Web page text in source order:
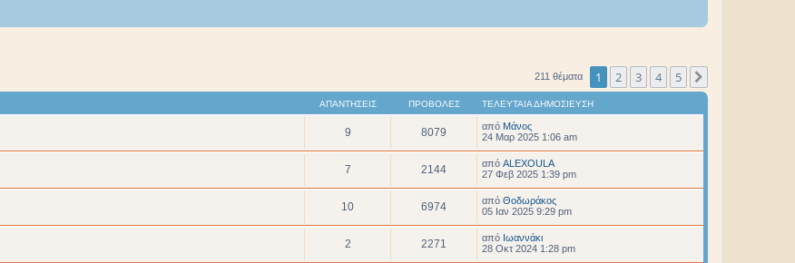
211 θέματα 1 2 3 4 5
ΑΠΑΝΤΉΣΕΙΣ ΠΡΟΒΟΛΈΣ ΤΕΛΕΥΤΑΊΑ ΔΗΜΟΣΊΕΥΣΗ
9 8079 από Μάνος
24 Μαρ 2025 1:06 am
7 2144 από ALEXOULA
27 Φεβ 2025 1:39 pm
10 6974 από Θοδωράκος
05 Ιαν 2025 9:29 pm
2 2271 από Ιωαννάκι
28 Οκτ 2024 1:28 pm